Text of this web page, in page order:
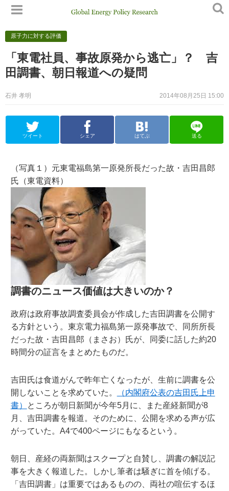
原子力に対する評価
「東電社員、事故原発から逃亡」？ 吉
田調書、朝日報道への疑問
2014年08月25日 15:00
石井 孝明
ツイート シェア はてぶ 送る
（写真１）元東電福島第一原発所長だった故・吉田昌郎
氏（東電資料）
調書のニュース価値は大きいのか？
政府は政府事故調査委員会が作成した吉田調書を公開す
る方針という。東京電力福島第一原発事故で、同所所長
だった故・吉田昌郎（まさお）氏が、同委に話した約20
時間分の証言をまとめたものだ。
吉田氏は食道がんで昨年亡くなったが、生前に調書を公
開しないことを求めていた。
（内閣府公表の吉田氏上申
書）
ところが朝日新聞が今年5月に、また産経新聞が8
月、吉田調書を報道。そのために、公開を求める声が広
がっていた。A4で400ページにもなるという。
朝日、産経の両新聞はスクープと自賛し、調書の解説記
事を大きく報道した。しかし筆者は騒ぎに首を傾げる。
「吉田調書」は重要ではあるものの、両社の喧伝するほ